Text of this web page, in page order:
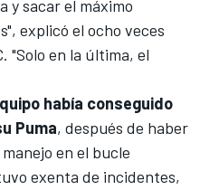
y sacar el máximo
explicó el ocho veces
"Solo en la última, el
había conseguido
Puma, después de haber
en el bucle
exenta de incidentes,